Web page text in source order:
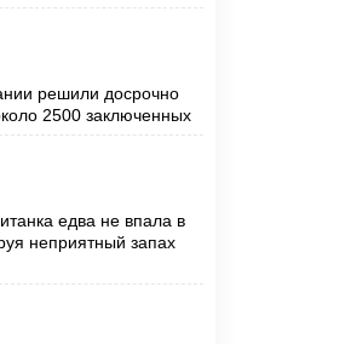
решили досрочно
2500 заключенных
едва не впала в
неприятный запах